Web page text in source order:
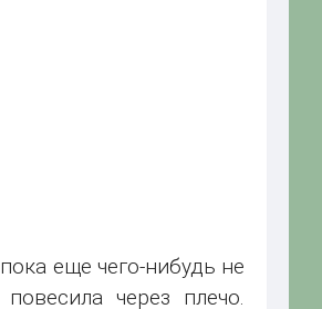
еще чего-нибудь не
через плечо.